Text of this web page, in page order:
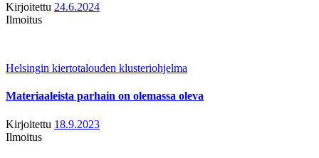
Kirjoitettu 24.6.2024
Ilmoitus
Helsingin kiertotalouden klusteriohjelma
Materiaaleista parhain on olemassa oleva
Kirjoitettu 18.9.2023
Ilmoitus